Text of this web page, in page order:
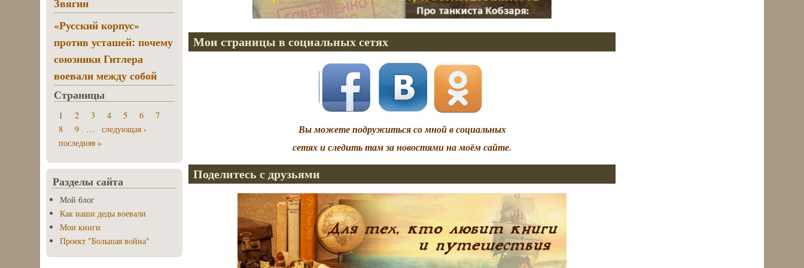
Мои страницы в социальных сетях
Вы можете подружиться со мной в социальных
сетях и следить там за новостями на моём сайте.
Поделитесь с друзьями
«Русский корпус»
против усташей: почему
союзники Гитлера
воевали между собой
Страницы
1 2 3 4 5 6
7
8
9 …
следующая ›
последняя »
Разделы сайта
Мой блог
Как наши деды воевали
Мои книги
Проект "Большая война"